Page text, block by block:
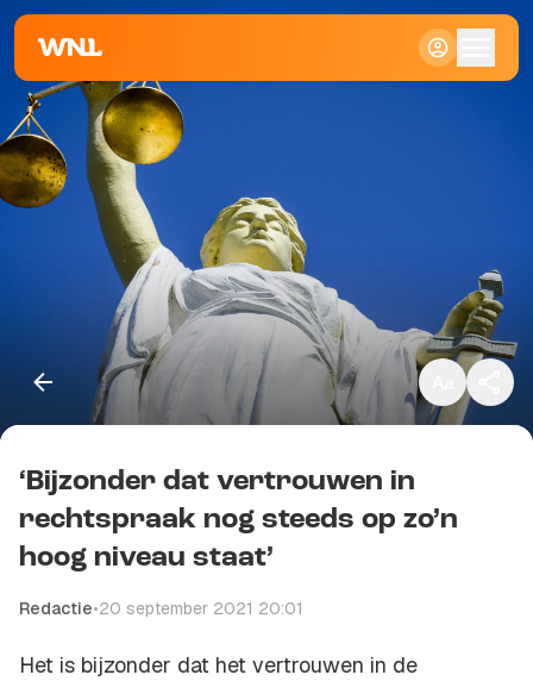
Groot
Kopieer link
‘Bijzonder dat vertrouwen in
rechtspraak nog steeds op zo’n
hoog niveau staat’
Redactie•20 september 2021 20:01
Het is bijzonder dat het vertrouwen in de